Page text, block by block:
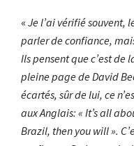
« Je l’ai vérifié souvent,
parler de confiance,
Ils pensent que c’est de
pleine page de David
écartés, sûr de lui, ce
aux Anglais: « It’s all
Brazil, then you will ».